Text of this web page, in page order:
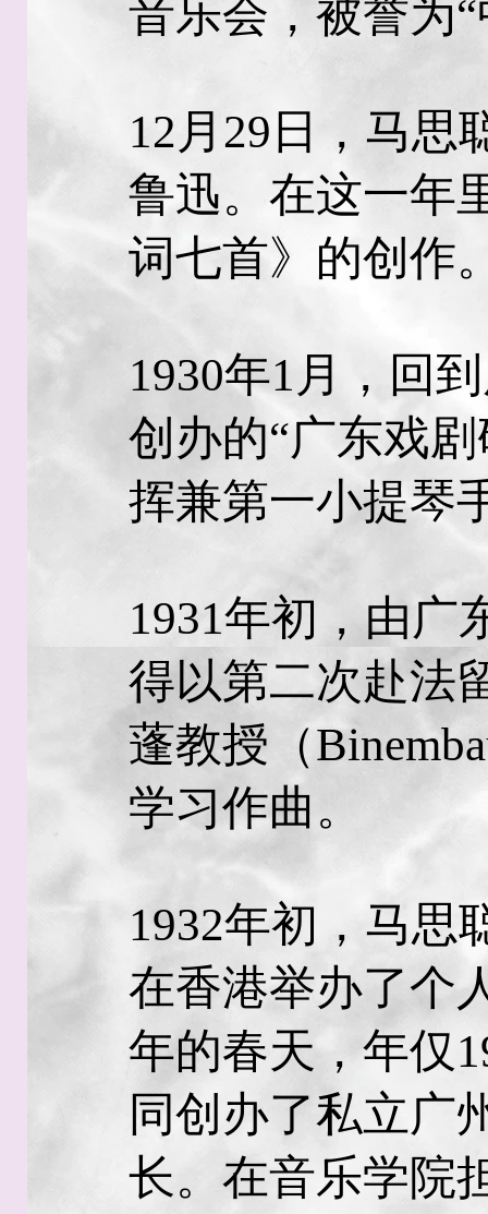
音乐会，被誉为
12月29日，马思
鲁迅。在这一年
词七首》的创作
1930年1月，回
创办的“广东戏
挥兼第一小提琴
1931年初，由广
得以第二次赴法
蓬教授（
学习作曲。
1932年初，马思
在香港举办了个
年的春天，年仅
同创办了私立广
长。在音乐学院